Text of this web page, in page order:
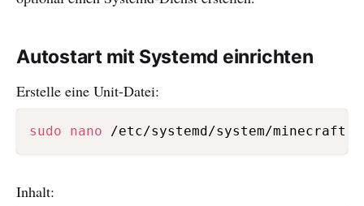
Autostart mit Systemd einrichten
Erstelle eine Unit-Datei:
sudo nano
Inhalt: